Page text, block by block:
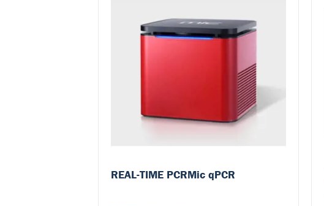
REAL-TIME PCRMic qPCR